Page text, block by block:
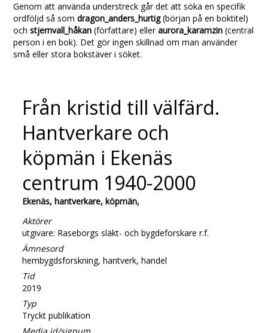
Genom att använda understreck går det att söka en specifik
ordföljd så somdragon_anders_hurtig(början på en boktitel)
ochstjernvall_håkan (författare) elleraurora_karamzin (central
person i en bok). Det gör ingen skillnad om man använder
små eller stora bokstäver i söket.
Från kristid till välfärd.
Hantverkare och
köpmän i Ekenäs
centrum 1940-2000
Ekenäs, hantverkare, köpmän,
Aktörer
utgivare: Raseborgs släkt- och bygdeforskare r.f.
Ämnesord
hembygdsforskning, hantverk, handel
Tid
2019
Typ
Tryckt publikation